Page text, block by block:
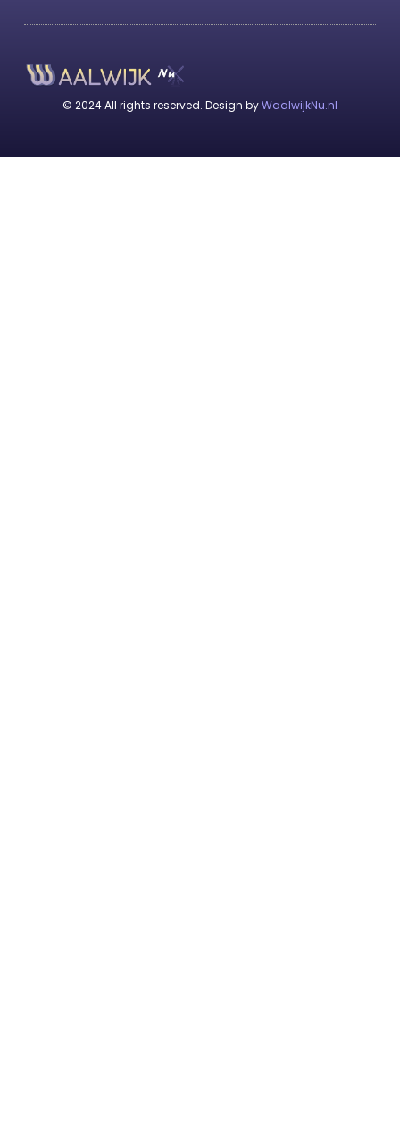
© 2024 All rights reserved. Design byWaalwijkNu.nl